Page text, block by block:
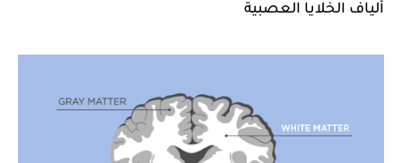
ألياف الخلايا العصبية